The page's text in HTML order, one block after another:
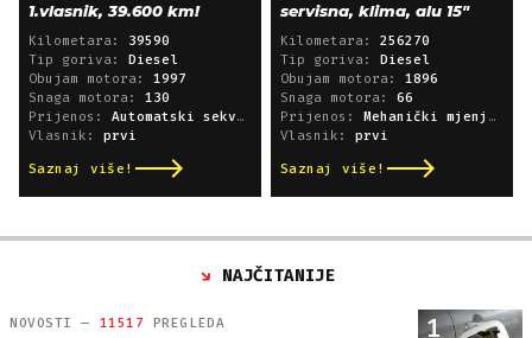
1.vlasnik, 39.600 km!
Kilometara: 39590
Tip goriva: Diesel
Obujam motora: 1997
Snaga motora: 130
Prijenos: Automatski sekvencijski
Vlasnik: prvi
Saznaj više!
servisna, klima, alu 15"
Kilometara: 256270
Tip goriva: Diesel
Obujam motora: 1896
Snaga motora: 66
Prijenos: Mehanički mjenjač
Vlasnik: prvi
Saznaj više!
NAJČITANIJE
1
NOVOSTI — 11517 PREGLEDA